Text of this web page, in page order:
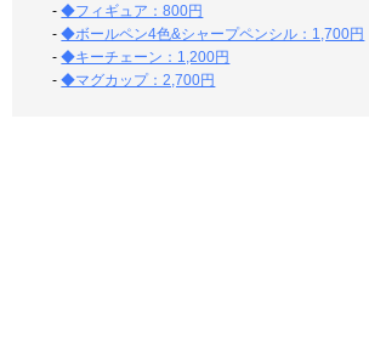
-◆フィギュア：800円
-◆ボールペン4色&シャープペンシル：1,700円
-◆キーチェーン：1,200円
-◆マグカップ：2,700円